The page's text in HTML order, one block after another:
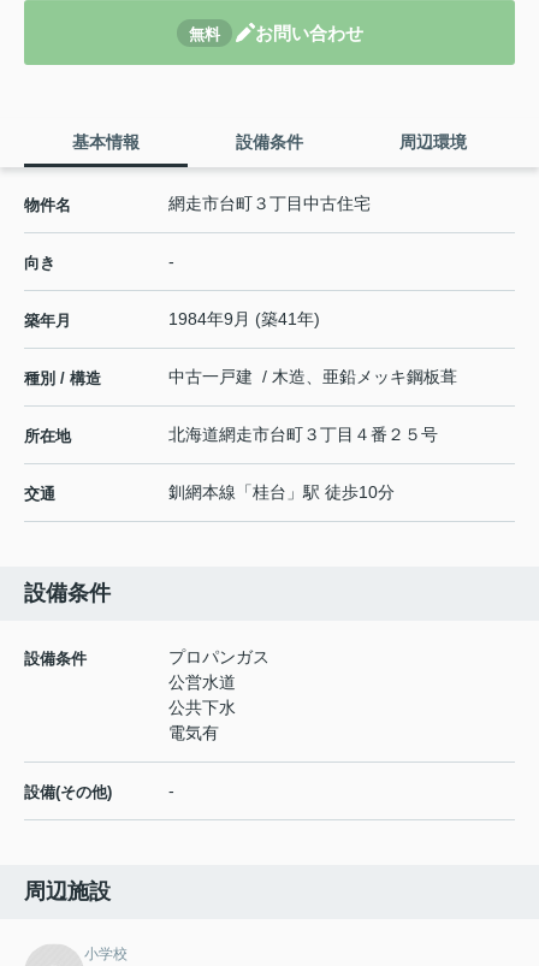
無料 お問い合わせ
基本情報 設備条件 周辺環境
物件名 網走市台町３丁目中古住宅
向き -
築年月 1984年9月 (築41年)
種別 / 構造 中古一戸建 / 木造、亜鉛メッキ鋼板葺
所在地 北海道網走市台町３丁目４番２５号
交通 釧網本線 「桂台 」駅 徒歩10分
設備条件
設備条件
プロパンガス
公営水道
公共下水
電気有
設備(その他) -
周辺施設
小学校